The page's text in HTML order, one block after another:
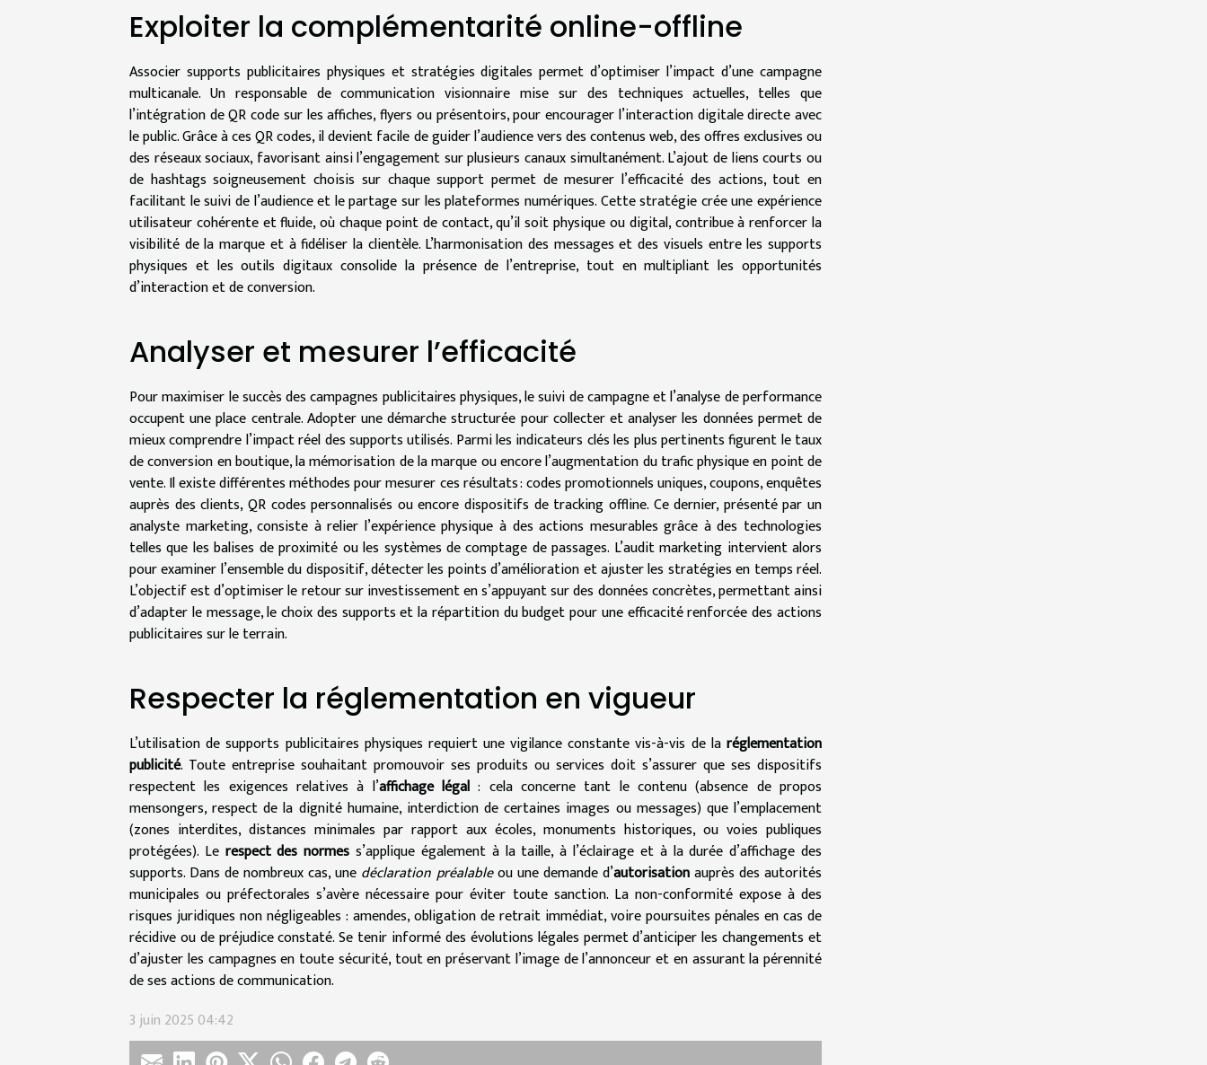
Exploiter la complémentarité online-offline
Associer supports publicitaires physiques et stratégies digitales permet d’optimiser l’impact d’une campagne
multicanale. Un responsable de communication visionnaire mise sur des techniques actuelles, telles que
l’intégration de QR code sur les affiches, flyers ou présentoirs, pour encourager l’interaction digitale directe avec
le public. Grâce à ces QR codes, il devient facile de guider l’audience vers des contenus web, des offres exclusives ou
des réseaux sociaux, favorisant ainsi l’engagement sur plusieurs canaux simultanément. L’ajout de liens courts ou
de hashtags soigneusement choisis sur chaque support permet de mesurer l’efficacité des actions, tout en
facilitant le suivi de l’audience et le partage sur les plateformes numériques. Cette stratégie crée une expérience
utilisateur cohérente et fluide, où chaque point de contact, qu’il soit physique ou digital, contribue à renforcer la
visibilité de la marque et à fidéliser la clientèle. L’harmonisation des messages et des visuels entre les supports
physiques et les outils digitaux consolide la présence de l’entreprise, tout en multipliant les opportunités
d’interaction et de conversion.
Analyser et mesurer l’efficacité
Pour maximiser le succès des campagnes publicitaires physiques, le suivi de campagne et l’analyse de performance
occupent une place centrale. Adopter une démarche structurée pour collecter et analyser les données permet de
mieux comprendre l’impact réel des supports utilisés. Parmi les indicateurs clés les plus pertinents figurent le taux
de conversion en boutique, la mémorisation de la marque ou encore l’augmentation du trafic physique en point de
vente. Il existe différentes méthodes pour mesurer ces résultats : codes promotionnels uniques, coupons, enquêtes
auprès des clients, QR codes personnalisés ou encore dispositifs de tracking offline. Ce dernier, présenté par un
analyste marketing, consiste à relier l’expérience physique à des actions mesurables grâce à des technologies
telles que les balises de proximité ou les systèmes de comptage de passages. L’audit marketing intervient alors
pour examiner l’ensemble du dispositif, détecter les points d’amélioration et ajuster les stratégies en temps réel.
L’objectif est d’optimiser le retour sur investissement en s’appuyant sur des données concrètes, permettant ainsi
d’adapter le message, le choix des supports et la répartition du budget pour une efficacité renforcée des actions
publicitaires sur le terrain.
Respecter la réglementation en vigueur
L’utilisation de supports publicitaires physiques requiert une vigilance constante vis-à-vis de la réglementation
publicité. Toute entreprise souhaitant promouvoir ses produits ou services doit s’assurer que ses dispositifs
respectent les exigences relatives à l’affichage légal : cela concerne tant le contenu (absence de propos
mensongers, respect de la dignité humaine, interdiction de certaines images ou messages) que l’emplacement
(zones interdites, distances minimales par rapport aux écoles, monuments historiques, ou voies publiques
protégées). Le respect des normes s’applique également à la taille, à l’éclairage et à la durée d’affichage des
supports. Dans de nombreux cas, une déclaration préalableou une demande d’autorisationauprès des autorités
municipales ou préfectorales s’avère nécessaire pour éviter toute sanction. La non-conformité expose à des
risques juridiques non négligeables : amendes, obligation de retrait immédiat, voire poursuites pénales en cas de
récidive ou de préjudice constaté. Se tenir informé des évolutions légales permet d’anticiper les changements et
d’ajuster les campagnes en toute sécurité, tout en préservant l’image de l’annonceur et en assurant la pérennité
de ses actions de communication.
3 juin 2025 04:42